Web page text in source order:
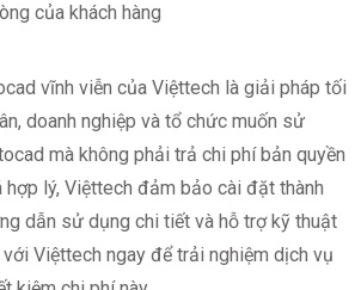
của khách hàng
vĩnh viễn của Việttech là giải pháp tối
doanh nghiệp và tổ chức muốn sử
mà không phải trả chi phí bản quyền
lý, Việttech đảm bảo cài đặt thành
dẫn sử dụng chi tiết và hỗ trợ kỹ thuật
Việttech ngay để trải nghiệm dịch vụ